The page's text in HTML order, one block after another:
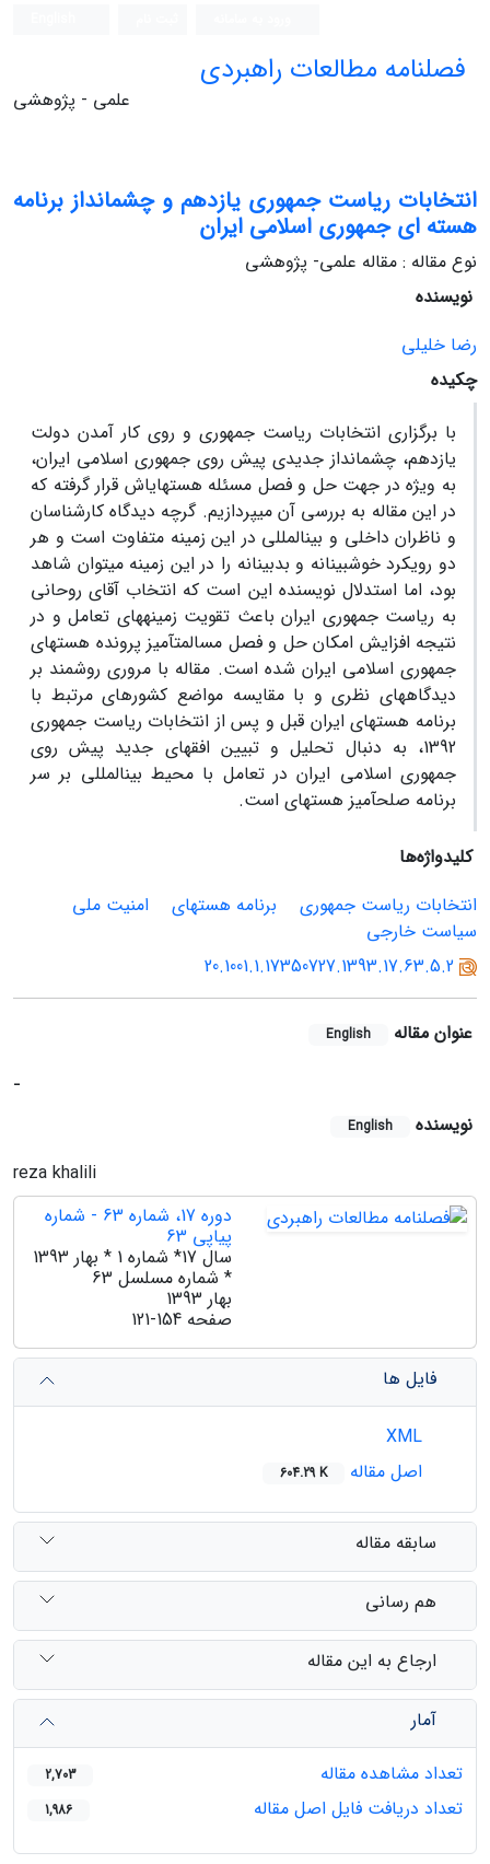
فصلنامه مطالعات راهبردی
علمی - پژوهشی
انتخابات ریاست جمهوری یازدهم و چشم‏انداز برنامه
هسته‏ ای جمهوری اسلامی ایران
نوع مقاله : مقاله علمی- پژوهشی
نویسنده
رضا خلیلی
چکیده
با برگزاری انتخابات ریاست جمهوری و روی کار آمدن دولت
یازدهم، چشم‏انداز جدیدی پیش روی جمهوری اسلامی ایران،
به ویژه در جهت حل و فصل مسئله هسته‏ای‏اش قرار گرفته که
در این مقاله به بررسی آن می‏پردازیم. گرچه دیدگاه کارشناسان
و ناظران داخلی و بین‏المللی در این زمینه متفاوت است و هر
دو رویکرد خوش‏بینانه و بدبینانه را در این زمینه می‏توان شاهد
بود، اما استدلال نویسنده این است که انتخاب آقای روحانی
به ریاست جمهوری ایران باعث تقویت زمینه‏های تعامل و در
نتیجه افزایش امکان حل و فصل مسالمت‏آمیز پرونده هسته‏ای
جمهوری اسلامی ایران شده است. مقاله با مروری روشمند بر
دیدگاه‏های نظری و با مقایسه مواضع کشورهای مرتبط با
برنامه هسته‏ای ایران قبل و پس از انتخابات ریاست جمهوری
1392، به دنبال تحلیل و تبیین افق‏های جدید پیش روی
جمهوری اسلامی ایران در تعامل با محیط بین‏المللی بر سر
برنامه صلح‏آمیز هسته‏ای است.
کلیدواژه‌ها
انتخابات ریاست جمهوری
برنامه هسته‏ای
امنیت ملی
سیاست خارجی
20.1001.1.17350727.1393.17.63.5.2
عنوان مقاله English
-
نویسنده English
reza khalili
دوره 17، شماره 63 - شماره
پیاپی 63
سال 17* شماره 1 * بهار 1393
* شماره مسلسل 63
بهار 1393
صفحه 121-154
فایل ها
اصل مقاله
604.29 K
سابقه مقاله
هم رسانی
ارجاع به این مقاله
آمار
تعداد مشاهده مقاله
2,703
تعداد دریافت فایل اصل مقاله 1,986